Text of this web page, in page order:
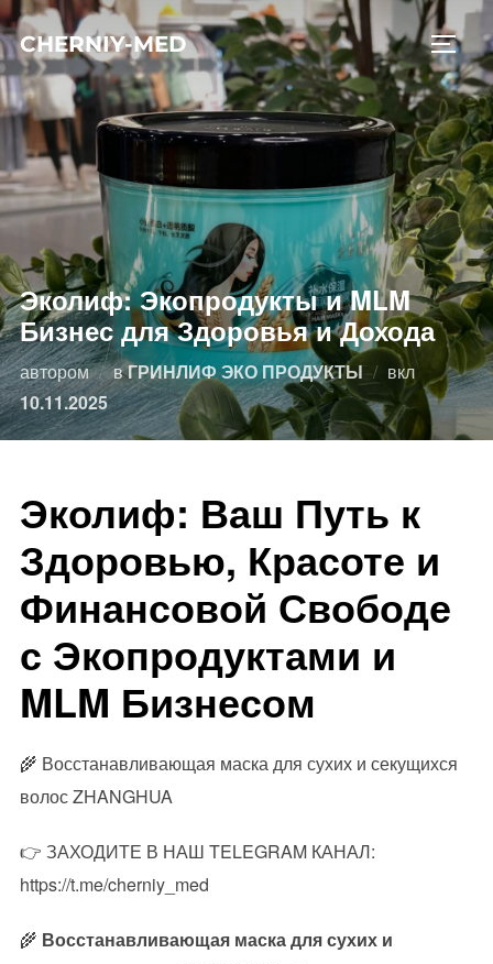
Перейти
к
содержимому
CHERNIY-MED
Эколиф: Экопродукты и MLM
Бизнес для Здоровья и Дохода
автором вГРИНЛИФ ЭКО ПРОДУКТЫ вкл
10.11.2025
Эколиф: Ваш Путь к
Здоровью, Красоте и
Финансовой Свободе
с Экопродуктами и
MLM Бизнесом
🌾 Восстанавливающая маска для сухих и секущихся
волос ZHANGHUA
👉 ЗАХОДИТЕ В НАШ TELEGRAM КАНАЛ:
https://t.me/cherniy_med
🌾 Восстанавливающая маска для сухих и